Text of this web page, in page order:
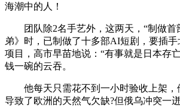
海潮中的人！
团队除2名手艺外，这两天，“制做首
弟》时，已制做了十多部AI短剧，要插
项目，高市早苗地说：“有事就是日本存
钱一碗的云吞。
他每天只需花不到一小时验收上架，
导致了欧洲的天然气欠缺?但俄乌冲突一